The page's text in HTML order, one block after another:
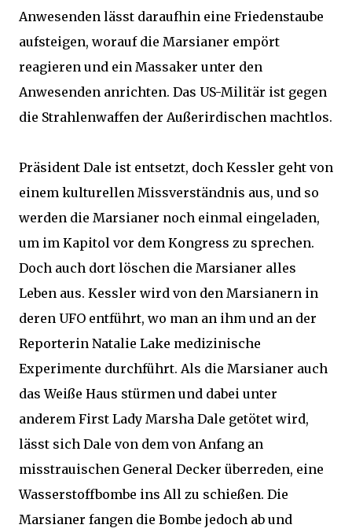
Anwesenden lässt daraufhin eine Friedenstaube
aufsteigen, worauf die Marsianer empört
reagieren und ein Massaker unter den
Anwesenden anrichten. Das US-Militär ist gegen
die Strahlenwaffen der Außerirdischen machtlos.
Präsident Dale ist entsetzt, doch Kessler geht von
einem kulturellen Missverständnis aus, und so
werden die Marsianer noch einmal eingeladen,
um im Kapitol vor dem Kongress zu sprechen.
Doch auch dort löschen die Marsianer alles
Leben aus. Kessler wird von den Marsianern in
deren UFO entführt, wo man an ihm und an der
Reporterin Natalie Lake medizinische
Experimente durchführt. Als die Marsianer auch
das Weiße Haus stürmen und dabei unter
anderem First Lady Marsha Dale getötet wird,
lässt sich Dale von dem von Anfang an
misstrauischen General Decker überreden, eine
Wasserstoffbombe ins All zu schießen. Die
Marsianer fangen die Bombe jedoch ab und